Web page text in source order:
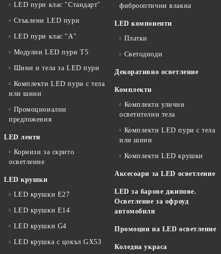
LED пури клас "Стандарт"
Стъклени LED пури
LED пури клас "А"
Модулни LED пури T5
Шини и тела за LED пури
Комплекти LED пури с тела
или шини
Промоционални
предложения
LED ленти
Корнизи за скрито
осветление
LED крушки
LED крушки E27
LED крушки E14
LED крушки G4
LED крушка с цокъл GX53
фиброоптични влакна
LED компоненти
Платки
Светодиоди
Декоративно осветление
Комплекти
Комплекти улични
осветителни тела
Комплекти LED пури с тела
или шини
Комплекти LED крушки
Аксесоари за LED осветление
LED за барове джипове.
Осветление за офроуд
автомобили
Промоции на LED осветление
Коледна украса